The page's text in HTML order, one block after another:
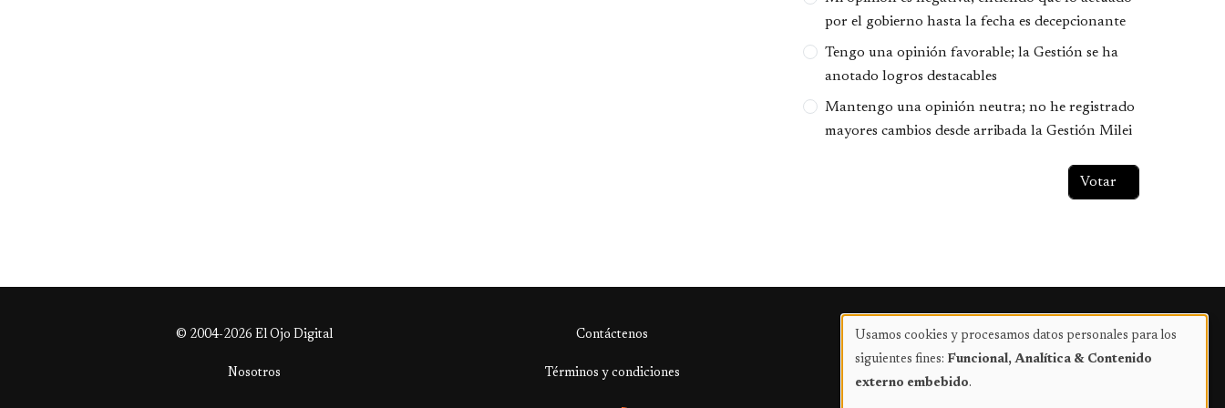
por el gobierno hasta la fecha es decepcionante
Tengo una opinión favorable; la Gestión se ha
anotado logros destacables
Mantengo una opinión neutra; no he registrado
mayores cambios desde arribada la Gestión Milei
© 2004-2026 El Ojo Digital Contáctenos Publicidad
Nosotros Términos y condiciones
Uso
de
Usamos cookies y procesamos datos personales para los
siguientes fines: Funcional, Analítica & Contenido
externo embebido.